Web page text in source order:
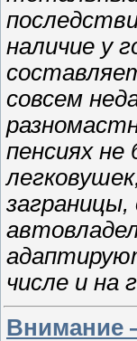
наличие у
совсем
пенсиях
числе и на
Внимание